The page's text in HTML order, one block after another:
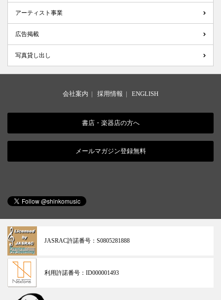
アーティスト事業
広告掲載
写真貸し出し
会社案内 | 採用情報 | ENGLISH
書店・楽器店の方へ
メールマガジン登録無料
JASRAC許諾番号： S0805281888
利用許諾番号： ID000001493